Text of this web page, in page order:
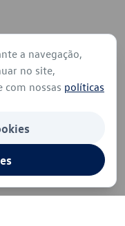
a navegação,
no site,
com nossas políticas